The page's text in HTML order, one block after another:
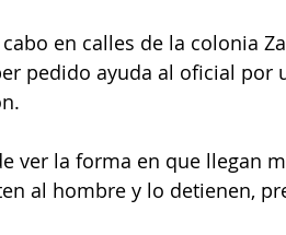
pedido ayuda al oficial por
al hombre y lo detienen,